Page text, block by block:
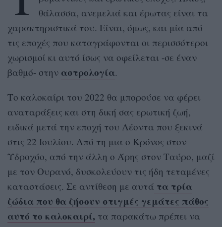
θάλασσα, ανεμελιά και έρωτας είναι τα
χαρακτηριστικά του. Είναι, όμως, και μία από
τις εποχές που καταγράφονται οι περισσότεροι
χωρισμοί κι αυτό ίσως να οφείλεται -σε έναν
βαθμό- στην αστρολογία.
Το καλοκαίρι του 2022 θα μπορούσε να φέρει
αναταράξεις και στη δική σας ερωτική ζωή,
ειδικά μετά την εποχή του Λέοντα που ξεκινά
στις 22 Ιουλίου. Από τη μια ο Κρόνος στον
Υδροχόο, από την άλλη ο Άρης στον Ταύρο, μαζί
με τον Ουρανό, δυσκολεύουν τις ήδη τεταμένες
καταστάσεις. Σε αντίθεση με αυτά τα τρία
ζώδια που θα ζήσουν στιγμές γεμάτες πάθος
αυτό το καλοκαιρί, τα παρακάτω πρέπει να